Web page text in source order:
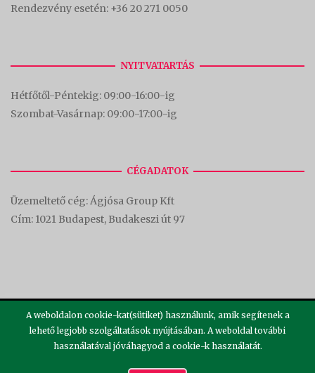
Rendezvény esetén: +36 20 271 0050
NYITVATARTÁS
Hétfőtől-Péntekig: 09:00-16:00-ig
Szombat-Vasárnap: 09:00-17:00-ig
CÉGADATOK
Üzemeltető cég: Ágjósa Group Kft
Cím: 1021 Budapest, Budakeszi út 97
Theme bySiteOrigin
A weboldalon cookie-kat(sütiket) használunk, amik segítenek a
lehető legjobb szolgáltatások nyújtásában. A weboldal további
használatával jóváhagyod a cookie-k használatát.